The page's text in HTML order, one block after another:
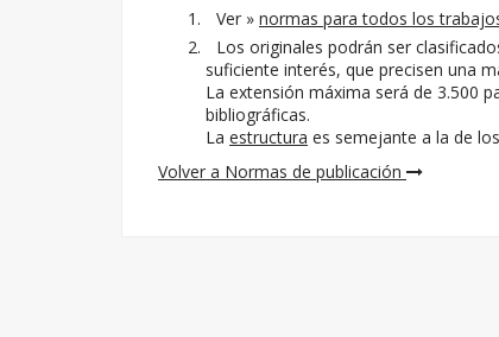
Ver » normas para todos los
Los originales podrán ser
suficiente interés, que precisen una
La extensión máxima será de 3.500
bibliográficas.
La estructura es semejante a la de
Volver a Normas de publicación